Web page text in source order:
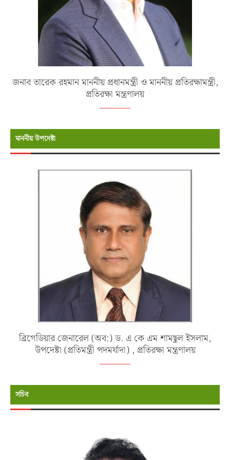
জনাব তারেক রহমান মাননীয় প্রধানমন্ত্রী ও মাননীয় প্রতিরক্ষামন্ত্রী,
প্রতিরক্ষা মন্ত্রণালয়
মাননীয় উপদেষ্টা
ব্রিগেডিয়ার জেনারেল (অব:) ড. এ কে এম শামছুল ইসলাম,
উপদেষ্টা (প্রতিমন্ত্রী পদমর্যাদা) , প্রতিরক্ষা মন্ত্রণালয়
সচিব